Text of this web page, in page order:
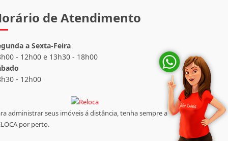
de Atendimento
a Sexta-Feira
- 12h00 e 13h30 - 18h00
- 12h00
administrar seus imóveis á distância, tenha sempre a
por perto.